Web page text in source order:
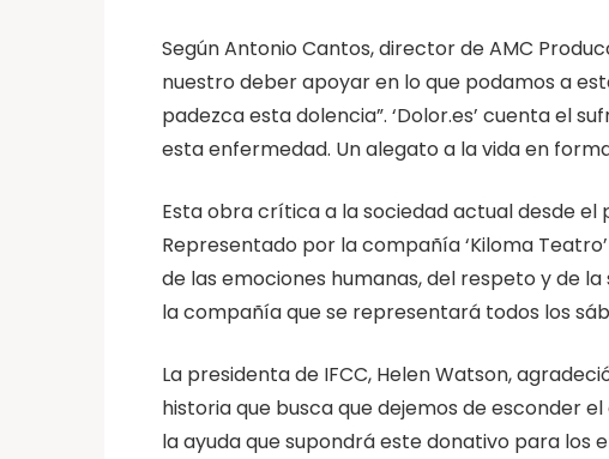
Según Antonio Cantos, director de AMC
nuestro deber apoyar en lo que podamos a
padezca esta dolencia”. ‘Dolor.es’ cuenta el
esta enfermedad. Un alegato a la vida en
Esta obra crítica a la sociedad actual desde
Representado por la compañía ‘Kiloma
de las emociones humanas, del respeto y de
la compañía que se representará todos los
La presidenta de IFCC, Helen Watson,
historia que busca que dejemos de esconder
la ayuda que supondrá este donativo para los